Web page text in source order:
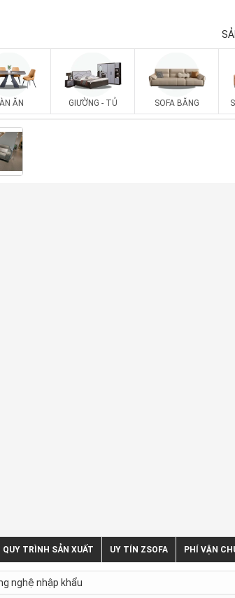
ĂN GIƯỜNG - TỦ SOFA BĂNG
QUY TRÌNH SẢN XUẤT UY TÍN ZSOFA PHÍ VẬN
nghệ nhập khẩu